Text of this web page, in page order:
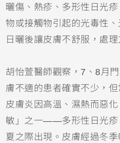
曬傷 、熱疹、多形性日光
物或接觸物引起的光毒性
日曬後讓皮膚不舒服，處理
胡怡萱醫師觀察，7、8月
膚不適的患者確實不少，
皮膚炎 因高溫、濕熱而惡
敏」之一——多形性日光疹
夏之際出現。皮膚經過冬